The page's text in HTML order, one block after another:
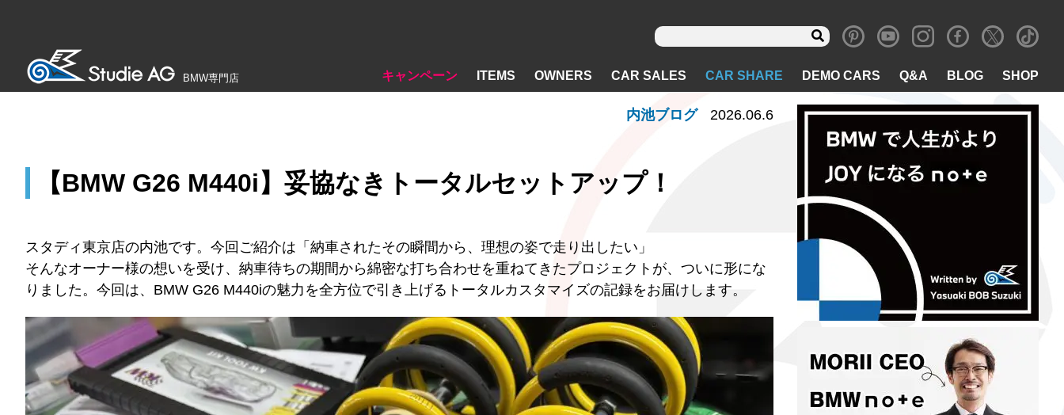
BMW専門店 キャンペーン ITEMS OWNERS CAR SALES CAR SHARE DEMO CARS Q&A BLOG SHOP
【BMW G26 M440i】妥協なきトータルセットアップ！
内池ブログ 2026.06.6
スタディ東京店の内池です。今回ご紹介は「納車されたその瞬間から、理想の姿で走り出したい」
そんなオーナー様の想いを受け、納車待ちの期間から綿密な打ち合わせを重ねてきたプロジェクトが、ついに形にな
りました。今回は、BMW G26 M440iの魅力を全方位で引き上げるトータルカスタマイズの記録をお届けします。